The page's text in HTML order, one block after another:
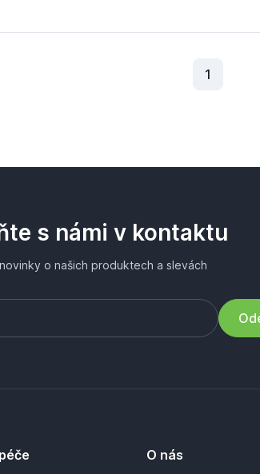
1
s námi v kontaktu
o našich produktech a slevách
O nás